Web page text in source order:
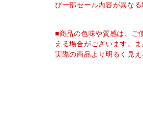
び一部セール内容が異なる
■商品の色味や質感は、ご
える場合がございます。
実際の商品より明るく見